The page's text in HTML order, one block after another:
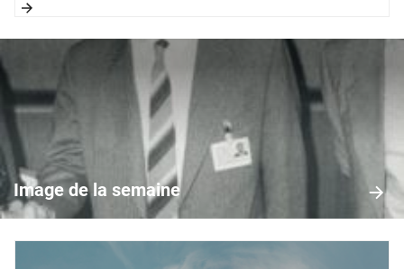
Image de la semaine
Image
de
semaine